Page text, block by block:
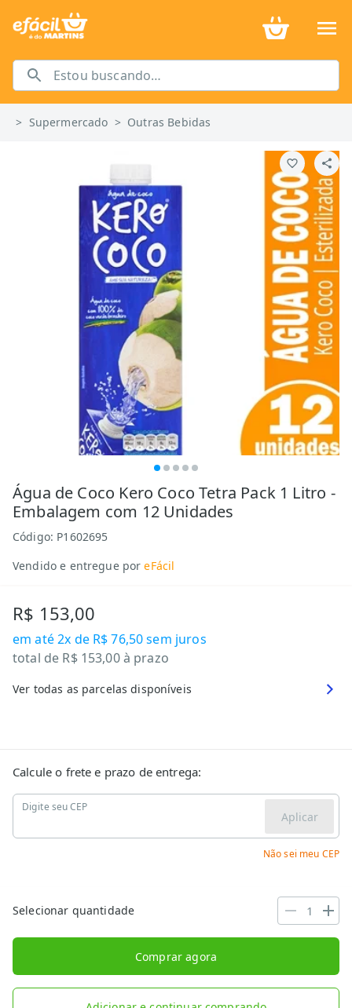
> Supermercado > Outras Bebidas
Água de Coco Kero Coco Tetra Pack 1 Litro -
Embalagem com 12 Unidades
Código: P1602695
Vendido e entregue por eFácil
R$ 153,00
em até2x de R$ 76,50sem juros
total de R$ 153,00à prazo
Ver todas as parcelas disponíveis
Calcule o frete e prazo de entrega:
Digite seu CEP
Aplicar
Não sei meu CEP
Selecionar quantidade
Comprar agora